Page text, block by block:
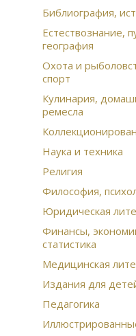
Библиография,
Естествознание,
география
Охота и
спорт
Кулинария,
ремесла
Наука и техника
Религия
Философия,
Юридическая
Финансы,
статистика
Медицинская
Издания для
Педагогика